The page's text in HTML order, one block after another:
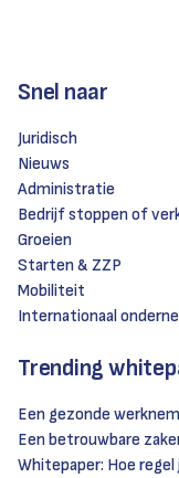
Snel naar
Juridisch
Nieuws
Administratie
Bedrijf stoppen of
Groeien
Starten & ZZP
Mobiliteit
Internationaal
Trending
Een gezonde
Een betrouwbare
Whitepaper: Hoe